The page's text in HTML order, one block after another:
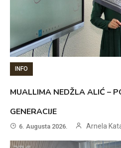
INFO
MUALLIMA NEDŽLA ALIĆ –
GENERACIJE
6. Augusta 2026. Arnela